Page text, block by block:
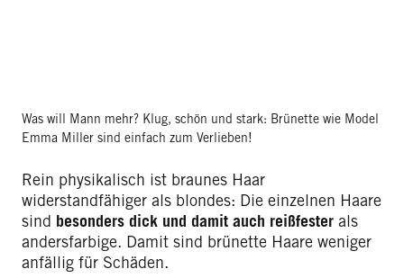
Was will Mann mehr? Klug, schön und stark: Brünette wie Model
Emma Miller sind einfach zum Verlieben!
Rein physikalisch ist braunes Haar
widerstandfähiger als blondes: Die einzelnen Haare
sind besonders dick und damit auch reißfester als
andersfarbige. Damit sind brünette Haare weniger
anfällig für Schäden.